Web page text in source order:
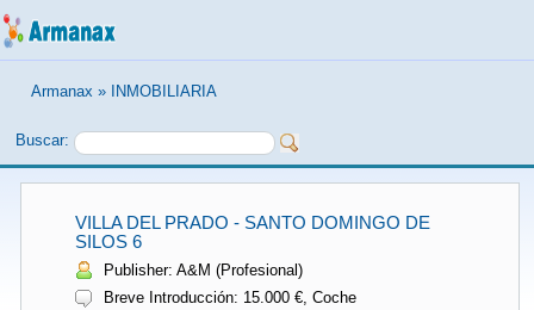
Armanax » INMOBILIARIA
Buscar:
VILLA DEL PRADO - SANTO DOMINGO DE
SILOS 6
Publisher: A&M (Profesional)
Breve Introducción: 15.000 €, Coche